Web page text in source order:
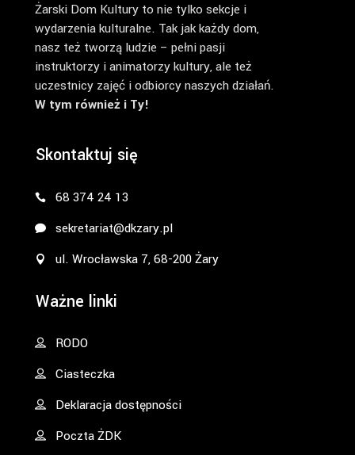
Żarski Dom Kultury to nie tylko sekcje i
wydarzenia kulturalne. Tak jak każdy dom,
nasz też tworzą ludzie – pełni pasji
instruktorzy i animatorzy kultury, ale też
uczestnicy zajęć i odbiorcy naszych działań.
W tym również i Ty!
Skontaktuj się
68 374 24 13
sekretariat@dkzary.pl
ul. Wrocławska 7, 68-200 Żary
Ważne linki
RODO
Ciasteczka
Deklaracja dostępności
Poczta ŻDK